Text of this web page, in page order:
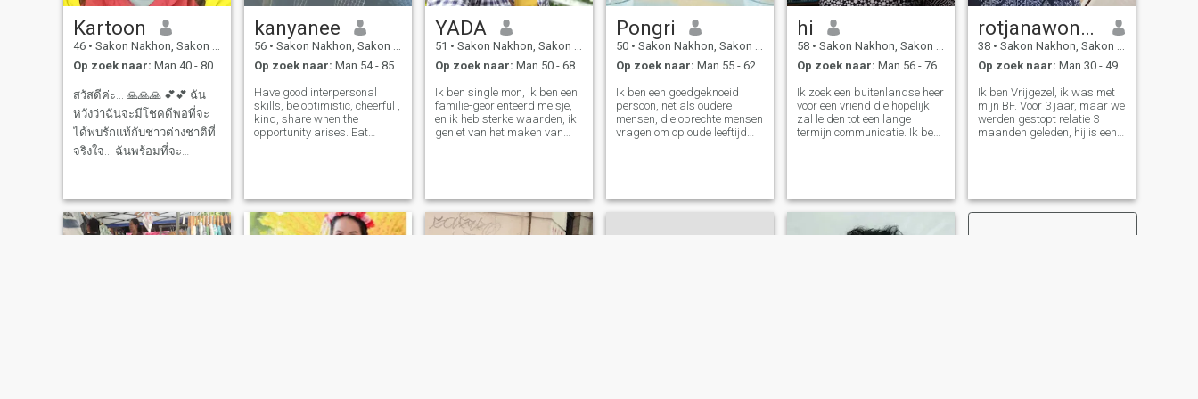
romantisch en eerlijk. Ik hou
van een man die 60 tot 75
jaar oud is, niet-rokers,
polyiet, schoon, redelijk, Ik
probeer altijd te leren. Als je
een man bent met dezelfde
behoefte als ik. Ik verwelkom
je in mijn leven voor de rest
Kartoon
46 • Sakon Nakhon, Sakon Nakhon, Thailand
Op zoek naar: Man 40 - 80
สวัสดีค่ะ... 🙏🙏🙏 💕💕 ฉัน
หวังว่าฉันจะมีโชคดีพอที่จะ
ได้พบรักแท้กับชาวต่างชาติที่
จริงใจ... ฉันพร้อมที่จะ
ซื่อสัตย์ 💕💕 ฉันชื่อการ์ตูน
อายุ 48 ปี สูง 145 ซม. และ
kanyanee
56 • Sakon Nakhon, Sakon Nakhon, Thailand
Op zoek naar: Man 54 - 85
Have good interpersonal
skills, be optimistic, cheerful ,
kind, share when the
opportunity arises. Eat
to the occasion , personal
style, easy and c
YADA
51 • Sakon Nakhon, Sakon Nakhon, Thailand
Op zoek naar: Man 50 - 68
Ik ben single mon, ik ben een
familie-georiënteerd meisje,
en ik heb sterke waarden, ik
geniet van het maken van
bezoeken van mijn profiel.
Pongri
50 • Sakon Nakhon, Sakon Nakhon, Thailand
Op zoek naar: Man 55 - 62
Ik ben een goedgeknoeid
persoon, net als oudere
mensen, die oprechte mensen
vragen om op oude leeftijd
bestaat een smate ziel is niet
gemakkelijk te vinden hier.
hi
58 • Sakon Nakhon, Sakon Nakhon, Thailand
Op zoek naar: Man 56 - 76
Ik zoek een buitenlandse heer
voor een vriend die hopelijk
zal leiden tot een lange
termijn communicatie. Ik ben
rotjanawonkk
38 • Sakon Nakhon, Sakon Nakhon, Thailand
Op zoek naar: Man 30 - 49
Ik ben Vrijgezel, ik was met
mijn BF. Voor 3 jaar, maar we
werden gestopt relatie 3
maanden geleden, hij is een
weten, trouwens, een dame
die graag kookt, muziek